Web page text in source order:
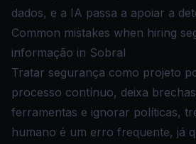
dados, e a IA passa a apoiar a
Common mistakes when hiring
informação in Sobral
Tratar segurança como projeto
processo contínuo, deixa
ferramentas e ignorar políticas,
humano é um erro frequente, já